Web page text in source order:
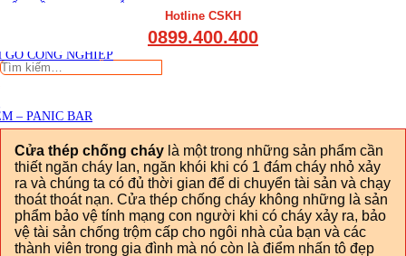
GỖ CÔNG NGHIỆP
– PANIC BAR
Hotline CSKH
0899.400.400
Tìm
Cửa thép chống cháy là một trong những sản phẩm cần
thiết ngăn cháy lan, ngăn khói khi có 1 đám cháy nhỏ xảy
ra và chúng ta có đủ thời gian để di chuyển tài sản và chạy
thoát thoát nạn. Cửa thép chống cháy không những là sản
phẩm bảo vệ tính mạng con người khi có cháy xảy ra, bảo
vệ tài sản chống trộm cấp cho ngôi nhà của bạn và các
thành viên trong gia đình mà nó còn là điểm nhấn tô đẹp